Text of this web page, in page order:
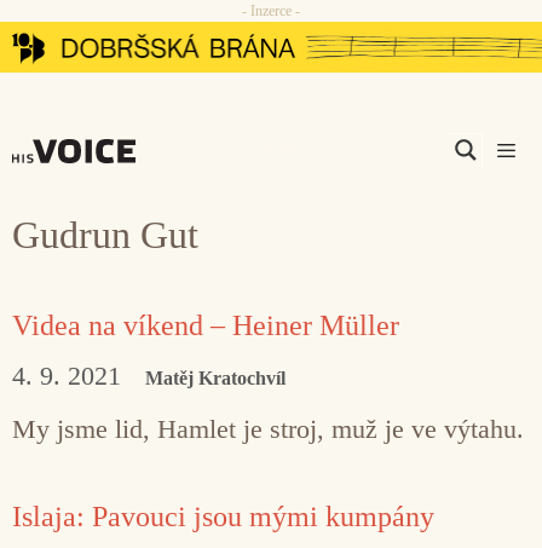
Přeskočit
na
- Inzerce -
Gudrun Gut
Videa na víkend – Heiner Müller
4. 9. 2021 Matěj Kratochvíl
My jsme lid, Hamlet je stroj, muž je ve výtahu.
Islaja: Pavouci jsou mými kumpány